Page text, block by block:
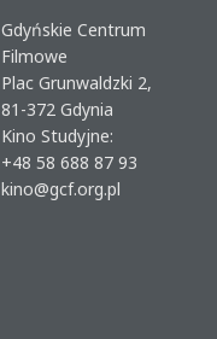
Gdyńskie Centrum
Filmowe
Plac Grunwaldzki 2,
81-372 Gdynia
Kino Studyjne:
+48 58 688 87 93
kino@gcf.org.pl